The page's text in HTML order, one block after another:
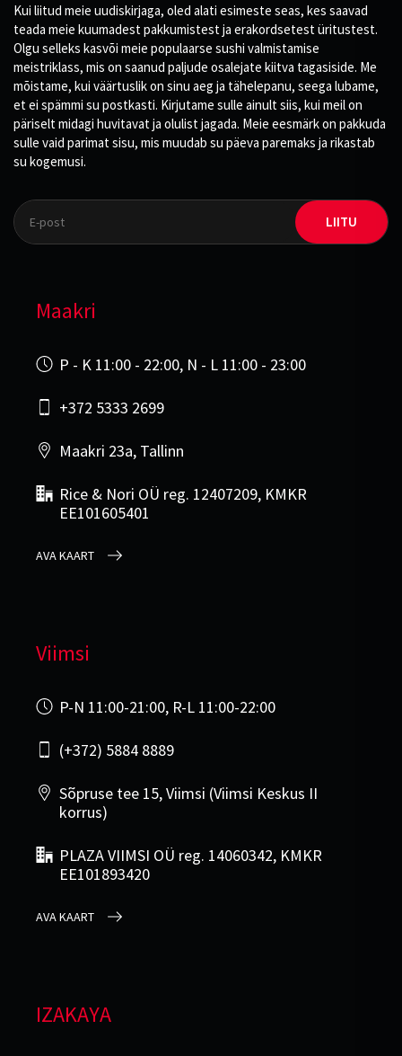
Kui liitud meie uudiskirjaga, oled alati esimeste seas, kes saavad
teada meie kuumadest pakkumistest ja erakordsetest üritustest.
Olgu selleks kasvõi meie populaarse sushi valmistamise
meistriklass, mis on saanud paljude osalejate kiitva tagasiside. Me
mõistame, kui väärtuslik on sinu aeg ja tähelepanu, seega lubame,
et ei spämmi su postkasti. Kirjutame sulle ainult siis, kui meil on
päriselt midagi huvitavat ja olulist jagada. Meie eesmärk on pakkuda
sulle vaid parimat sisu, mis muudab su päeva paremaks ja rikastab
su kogemusi.
LIITU
Maakri
P - K 11:00 - 22:00, N - L 11:00 - 23:00
+372 5333 2699
Maakri 23a, Tallinn
Rice & Nori OÜ reg. 12407209, KMKR
EE101605401
AVA KAART
Viimsi
P-N 11:00-21:00, R-L 11:00-22:00
(+372) 5884 8889
Sõpruse tee 15, Viimsi (Viimsi Keskus II
korrus)
PLAZA VIIMSI OÜ reg. 14060342, KMKR
EE101893420
AVA KAART
IZAKAYA